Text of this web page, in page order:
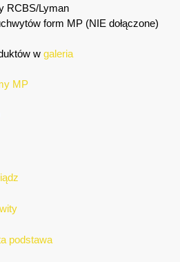
RCBS/Lyman
form MP (NIE dołączone)
w galeria
MP
podstawa